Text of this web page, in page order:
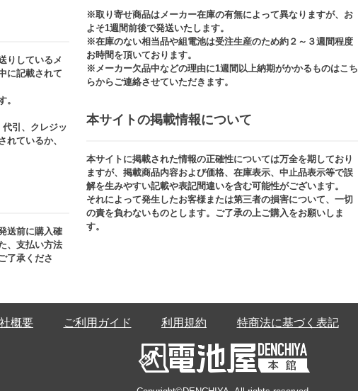
りしているメ
に記載されて
。​​
引、クレジッ
れているか、
送前に購入確
、支払い方法
了承くださ
※取り寄せ商品はメーカー在庫の有無によって異なりますが、お
よそ1週間前後で発送いたします。
※在庫のない相当品や組電池は受注生産のため約２～３週間程度
お時間を頂いております。​
※メーカー欠品中などの理由に1週間以上納期がかかるものはこち
らからご連絡させていただきます。
本サイトの掲載情報について​
本サイトに掲載された情報の正確性については万全を期しており
ますが、掲載商品内容および価格、在庫表示、中止品表示等で誤
解を生みやすい記載や表記間違いを含む可能性がございます。​
それによって発生したお客様または第三者の損害について、一切
の責を負わないものとします。ご了承の上ご購入をお願いしま
す。
概要 ご利用ガイド 利用規約 特商法に基づく表記